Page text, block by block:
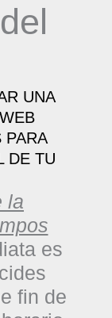
UNA
PARA
DE TU
la
es
fin de